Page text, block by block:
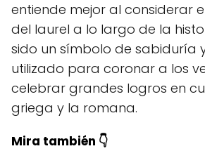
entiende mejor al considerar
del laurel a lo largo de la
sido un símbolo de sabiduría
utilizado para coronar a los
celebrar grandes logros en
griega y la romana.
Mira también 👇